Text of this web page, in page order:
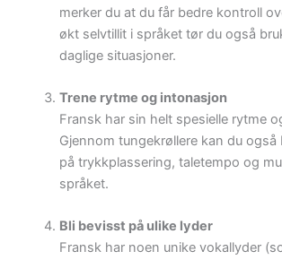
merker du at du får bedre kontroll
økt selvtillit i språket tør du også
daglige situasjoner.
Trene rytme og intonasjon
Fransk har sin helt spesielle rytme
Gjennom tungekrøllere kan du også
på trykkplassering, taletempo og
språket.
Bli bevisst på ulike lyder
Fransk har noen unike vokallyder